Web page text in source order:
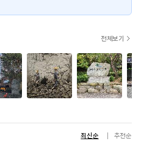
전체보기
최신순 추천순